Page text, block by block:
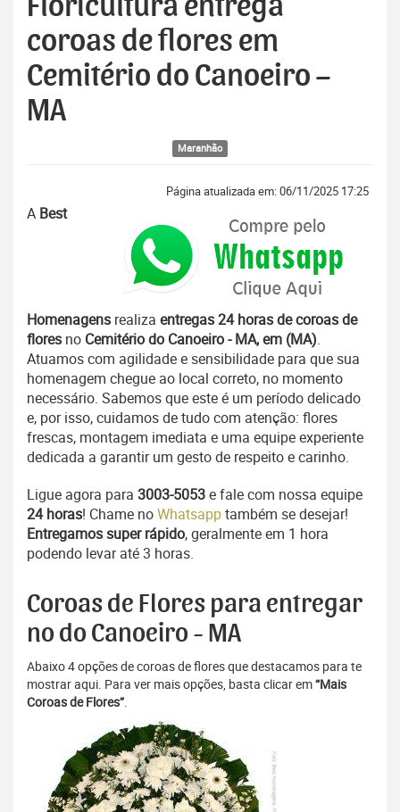
Floricultura entrega
coroas de flores em
Cemitério do Canoeiro –
MA
Maranhão
Página atualizada em: 06/11/2025 17:25
A Best
Homenagens realiza entregas 24 horas de coroas de
flores no Cemitério do Canoeiro - MA, em (MA).
Atuamos com agilidade e sensibilidade para que sua
homenagem chegue ao local correto, no momento
necessário. Sabemos que este é um período delicado
e, por isso, cuidamos de tudo com atenção: flores
frescas, montagem imediata e uma equipe experiente
dedicada a garantir um gesto de respeito e carinho.
Ligue agora para 3003-5053e fale com nossa equipe
24 horas! Chame noWhatsapptambém se desejar!
Entregamos super rápido, geralmente em 1 hora
podendo levar até 3 horas.
Coroas de Flores para entregar
no do Canoeiro - MA
Abaixo 4 opções de coroas de flores que destacamos para te
mostrar aqui. Para ver mais opções, basta clicar em“Mais
Coroas de Flores”.